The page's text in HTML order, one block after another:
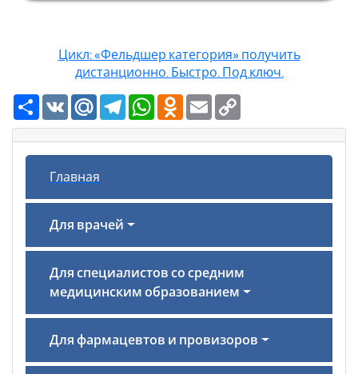
Цикл: «Фельдшер категория» получить
дистанционно. Быстро. Под ключ.
Ресурс
VK Mail.RuTelegramWhatsAppOdnoklassniki
Email
Главная
Для врачей
Для специалистов со средним
медицинским образованием
Для фармацевтов и провизоров